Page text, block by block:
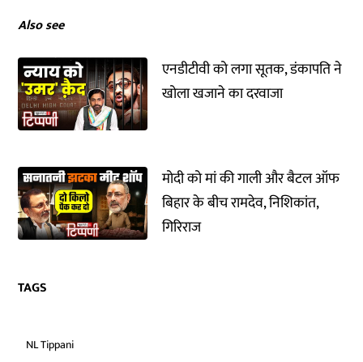
Also see
एनडीटीवी को लगा सूतक, डंकापति ने
खोला खजाने का दरवाजा
मोदी को मां की गाली और बैटल ऑफ
बिहार के बीच रामदेव, निशिकांत,
गिरिराज
TAGS
NL Tippani